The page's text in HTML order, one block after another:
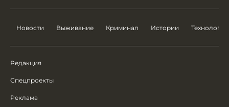
Новости Выживание Криминал Истории Технологии
Редакция
Спецпроекты
Реклама